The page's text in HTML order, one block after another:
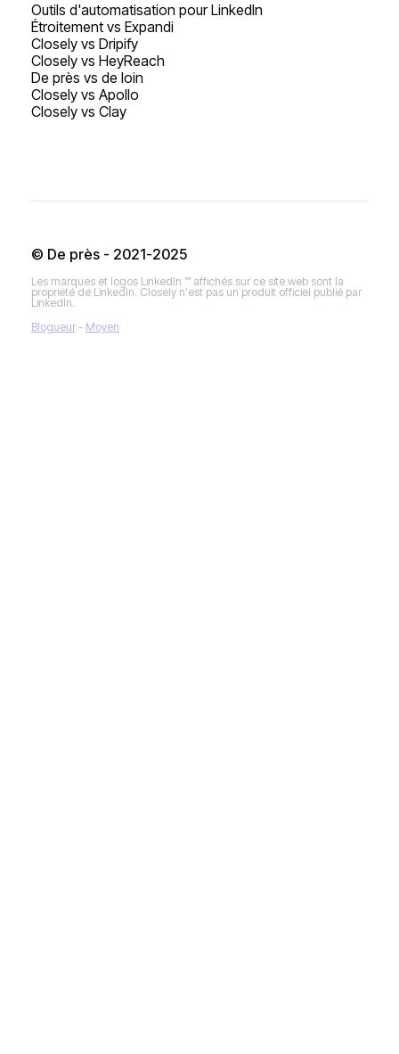
Outils d'automatisation pour LinkedIn
Étroitement vs Expandi
Closely vs Dripify
Closely vs HeyReach
De près vs de loin
Closely vs Apollo
Closely vs Clay
© De près - 2021-2025
Les marques et logos LinkedIn ™ affichés sur ce site web sont la
propriété de LinkedIn. Closely n'est pas un produit officiel publié par
LinkedIn.
Blogueur - Moyen